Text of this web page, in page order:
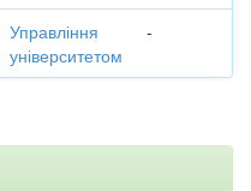
Управління
університетом
-